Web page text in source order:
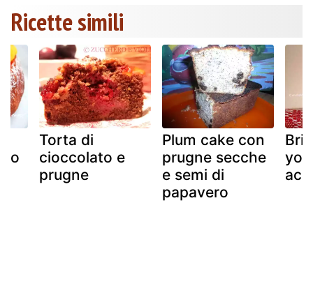
Ricette simili
Torta di
cioccolato e
prugne
Plum cake con
prugne secche
e semi di
papavero